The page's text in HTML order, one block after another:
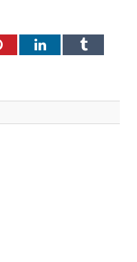
PinterestLinkedInTumblr